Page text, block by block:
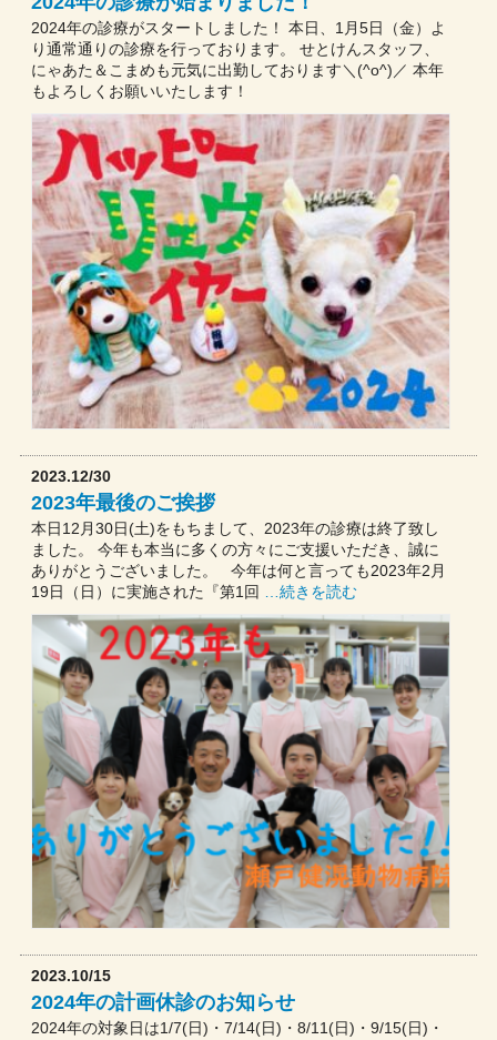
2024年の診療がスタートしました！ 本日、1月5日（金）よ
り通常通りの診療を行っております。 せとけんスタッフ、
にゃあた＆こまめも元気に出勤しております＼(^o^)／ 本年
もよろしくお願いいたします！
2023年最後のご挨拶
本日12月30日(土)をもちまして、2023年の診療は終了致し
ました。 今年も本当に多くの方々にご支援いただき、誠に
ありがとうございました。 今年は何と言っても2023年2月
19日（日）に実施された『第1回
…続きを読む
2023.12/30
2024年の計画休診のお知らせ
2024年の対象日は1/7(日)・7/14(日)・8/11(日)・9/15(日)・
2023.10/15